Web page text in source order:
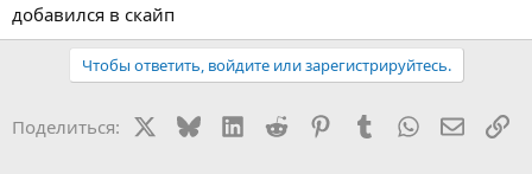
добавился в скайп
Чтобы ответить, войдите или зарегистрируйтесь.
Поделиться: BlueskyLinkedIn
Reddit PinterestTumblr WhatsApp